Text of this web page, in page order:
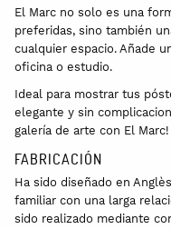
El Marc no solo es una
preferidas, sino también
cualquier espacio. Añade
oficina o estudio.
Ideal para mostrar tus
elegante y sin
galería de arte con El Marc!
FABRICACIÓN
Ha sido diseñado en
familiar con una larga
sido realizado mediante